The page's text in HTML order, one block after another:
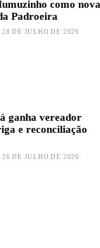
como nova
Padroeira
28 DE JULHO DE 2026
ganha vereador
e reconciliação
26 DE JULHO DE 2026